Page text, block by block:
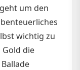
um den
wichtig zu
Gold die